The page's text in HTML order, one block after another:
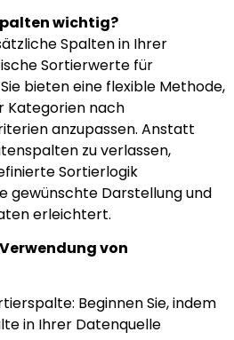
wichtig?
Spalten in Ihrer
Sortierwerte für
bieten eine flexible Methode,
Kategorien nach
anzupassen. Anstatt
zu verlassen,
Sortierlogik
gewünschte Darstellung und
erleichtert.
von
Beginnen Sie, indem
in Ihrer Datenquelle